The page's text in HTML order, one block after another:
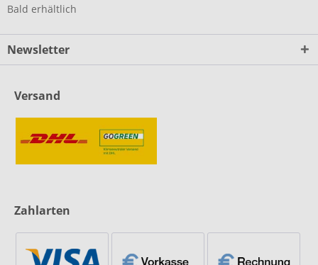
Bald erhältlich
Newsletter
Versand
Zahlarten